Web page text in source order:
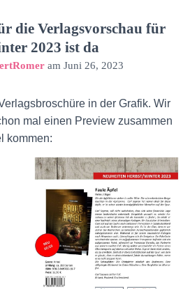
die Verlagsvorschau für
2023 ist da
am Juni 26, 2023
in der Grafik. Wir
mal einen Preview zusammen
kommen: